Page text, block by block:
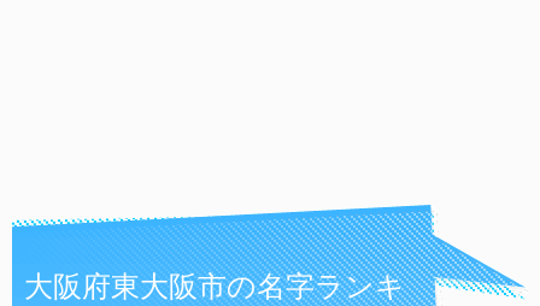
大阪府東大阪市の名字ランキ